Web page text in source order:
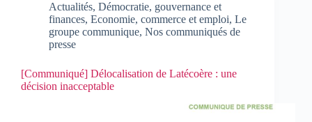
Actualités, Démocratie, gouvernance et
finances, Economie, commerce et emploi, Le
groupe communique, Nos communiqués de
presse
[Communiqué] Délocalisation de Latécoère : une
décision inacceptable